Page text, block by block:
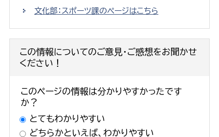
文化部：スポーツ課のページはこちら
この情報についてのご意見・ご感想をお聞かせ
ください！
このページの情報は分かりやすかったです
か？
とてもわかりやすい
どちらかといえば、わかりやすい